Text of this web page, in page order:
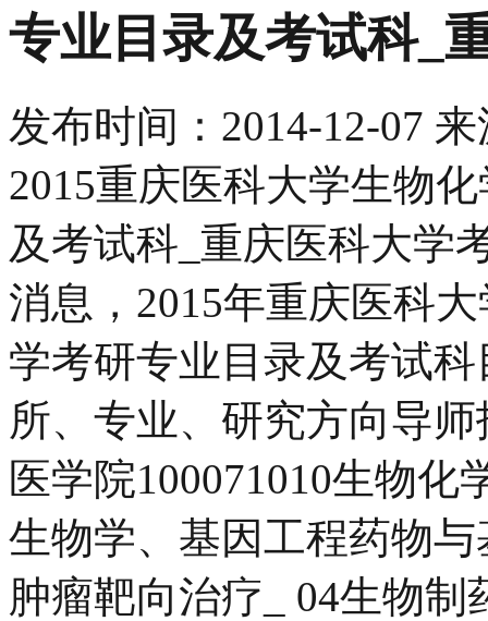
专业目录及考试科_
发布时间： 2014-12-07 来
2015重庆医科大学生物
及考试科_重庆医科大学
消息，2015年重庆医科
学考研专业目录及考试
所、专业、研究方向导
医学院100071010生物
生物学、基因工程药物
肿瘤靶向治疗_ 04生物